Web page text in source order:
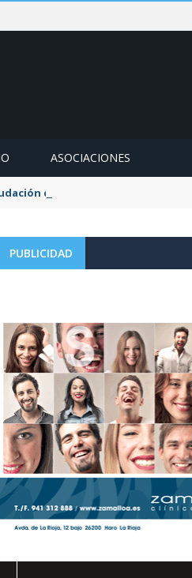
ASOCIACIONES
de la tasa de aguas y basuras
PUBLICIDAD